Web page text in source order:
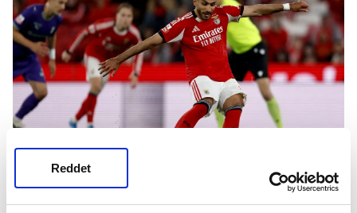
Reddet